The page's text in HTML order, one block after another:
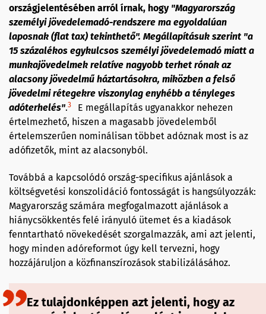
országjelentésében arról írnak, hogy "Magyarország
személyi jövedelemadó-rendszere ma egyoldalúan
laposnak (flat tax) tekinthető". Megállapításuk szerint "a
15 százalékos egykulcsos személyi jövedelemadó miatt a
munkajövedelmek relatíve nagyobb terhet rónak az
alacsony jövedelmű háztartásokra, miközben a felső
jövedelmi rétegekre viszonylag enyhébb a tényleges
adóterhelés".3
E megállapítás ugyanakkor nehezen
értelmezhető, hiszen a magasabb jövedelemből
értelemszerűen nominálisan többet adóznak most is az
adófizetők, mint az alacsonyból.
Továbbá a kapcsolódó ország-specifikus ajánlások a
költségvetési konszolidáció fontosságát is hangsúlyozzák:
Magyarország számára megfogalmazott ajánlások a
hiánycsökkentés felé irányuló ütemet és a kiadások
fenntartható növekedését szorgalmazzák, ami azt jelenti,
hogy minden adóreformot úgy kell tervezni, hogy
hozzájáruljon a közfinanszírozások stabilizálásához.
Ez tulajdonképpen azt jelenti, hogy az